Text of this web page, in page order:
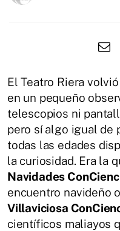
El Teatro Riera
en un pequeño
telescopios ni
pero sí algo igual de
todas las edades
la curiosidad. Era la
Navidades
encuentro navideño
Villaviciosa
científicos maliayos